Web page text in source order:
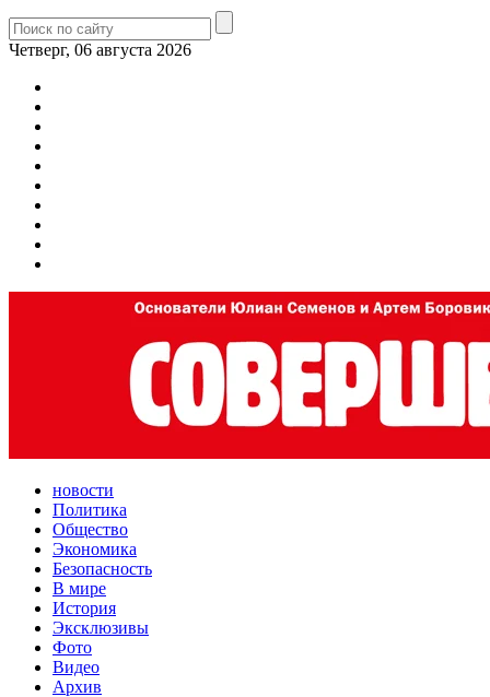
Четверг, 06 августа 2026
новости
Политика
Общество
Экономика
Безопасность
В мире
История
Эксклюзивы
Фото
Видео
Архив